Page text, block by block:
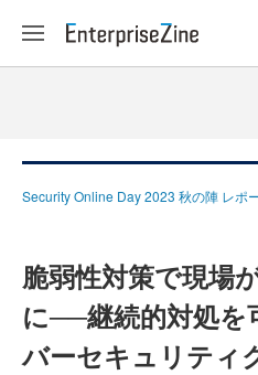
Security Online Day 2023 秋の陣 レポ
脆弱性対策で現場
に──継続的対処を
バーセキュリティ